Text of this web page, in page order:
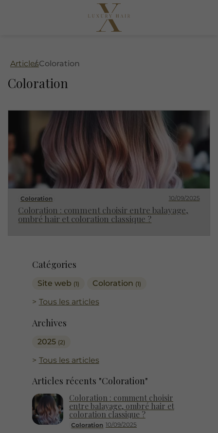
Catégories
Site web (1) Coloration (1)
Tous les articles
Archives
2025 (2)
Tous les articles
Articles récents "Coloration"
Coloration 10/09/2025
Coloration : comment choisir
entre balayage, ombré hair et
coloration classique ?
ArticlesColoration
Coloration
Coloration 10/09/2025
Coloration : comment choisir entre balayage,
ombré hair et coloration classique ?